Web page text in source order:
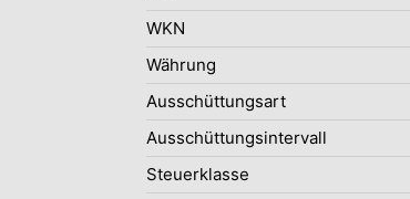
WKN
Währung
Ausschüttungsart
Ausschüttungsintervall
Steuerklasse